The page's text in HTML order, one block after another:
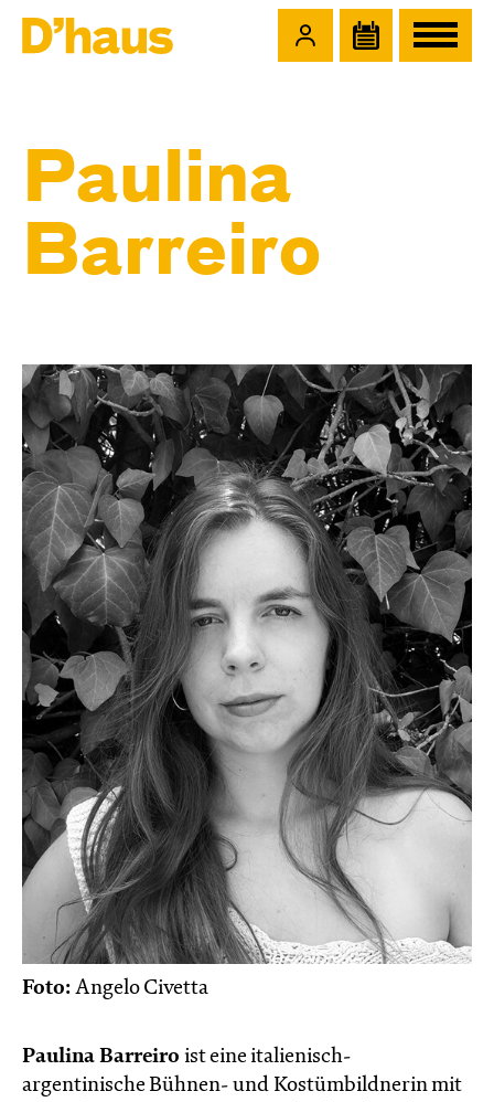
Paulina
Barreiro
Foto: Angelo Civetta
Paulina Barreiro ist eine italienisch-
argentinische Bühnen- und Kostümbildnerin mit